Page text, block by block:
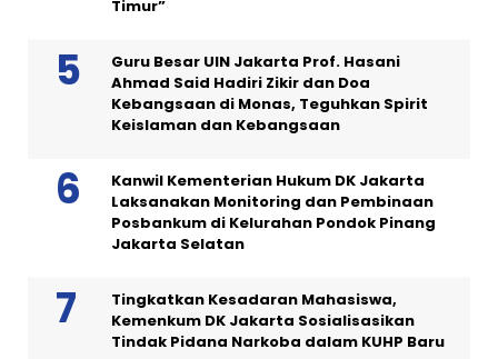
Timur”
Guru Besar UIN Jakarta Prof. Hasani
Ahmad Said Hadiri Zikir dan Doa
Kebangsaan di Monas, Teguhkan Spirit
Keislaman dan Kebangsaan
Kanwil Kementerian Hukum DK Jakarta
Laksanakan Monitoring dan Pembinaan
Posbankum di Kelurahan Pondok Pinang
Jakarta Selatan
Tingkatkan Kesadaran Mahasiswa,
Kemenkum DK Jakarta Sosialisasikan
Tindak Pidana Narkoba dalam KUHP Baru